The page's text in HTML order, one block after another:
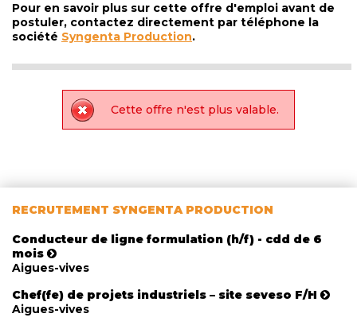
Pour en savoir plus sur cette offre d'emploi avant de
postuler, contactez directement par téléphone la
société Syngenta Production.
Cette offre n'est plus valable.
RECRUTEMENT SYNGENTA PRODUCTION
Conducteur de ligne formulation (h/f) - cdd de 6
mois
Aigues-vives
Chef(fe) de projets industriels – site seveso F/H
Aigues-vives